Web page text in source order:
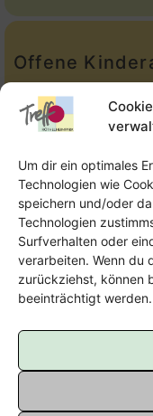
Um dir ein optimales
Technologien wie
speichern und/oder
Technologien
Surfverhalten oder
verarbeiten. Wenn du
zurückziehst, können
beeinträchtigt werden.
Offene
Tel.:Telefon:
E-Mail:
Offene
Tel:
09131–302259
E-Mail: